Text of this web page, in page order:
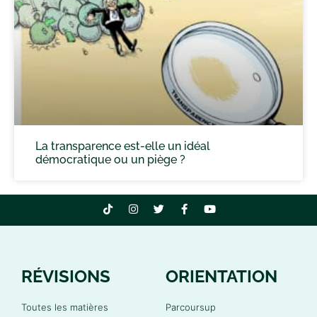
La transparence est-elle un idéal
démocratique ou un piège ?
RÉVISIONS
Toutes les matières
ORIENTATION
Parcoursup